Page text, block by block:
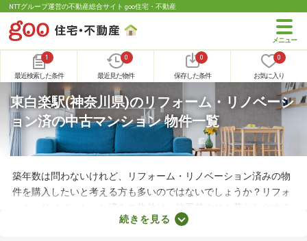
NTTグループ運営の不動産総合サイト goo住宅・不動産
1
最近検索した条件
0
最近見た物件
0
保存した条件
0
お気に入り
東白楽駅(神奈川県)のリフォーム・リノベーシ
ョン済の中古マンション 物件一覧
築年数は問わないけれど、リフォーム・リノベーション済みの物
件を購入したいと考える方も多いのではないでしょうか？リフォ
ーム・リノベーション済みの物件は、施工前よりも暮らしやすく
なっていることがポイント。住みやすさを感じられる最良の物件
続きを見る